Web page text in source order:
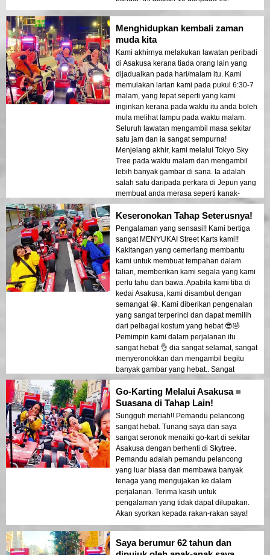
Menghidupkan kembali zaman
muda kita
Kami akhirnya melakukan lawatan peribadi
di Asakusa kerana tiada orang lain yang
dijadualkan pada hari/malam itu. Kami
memulakan larian kami pada pukul 6:30-7
malam, yang tepat seperti yang kami
inginkan kerana pada waktu itu anda boleh
mula melihat lampu pada waktu malam.
Seluruh lawatan mengambil masa sekitar
satu jam dan ia sangat sempurna!
Menjelang akhir, kami melalui Tokyo Sky
Tree pada waktu malam dan mengambil
lebih banyak gambar di sana. Ia adalah
salah satu daripada perkara di Jepun yang
membuat anda merasa seperti kanak-
kanak kecil semula, antara banyak perkara
lain yang akan anda alami juga.
Keseronokan Tahap Seterusnya!
Pengalaman yang sensasi!! Kami bertiga
sangat MENYUKAI Street Karts kami!!
Kakitangan yang cemerlang membantu
kami untuk membuat tempahan dalam
talian, memberikan kami segala yang kami
perlu tahu dan bawa. Apabila kami tiba di
kedai Asakusa, kami disambut dengan
semangat 😀. Kami diberikan pengenalan
yang sangat terperinci dan dapat memilih
dari pelbagai kostum yang hebat 😎🤣
Pemimpin kami dalam perjalanan itu
sangat hebat 👌 dia sangat selamat, sangat
menyeronokkan dan mengambil begitu
banyak gambar yang hebat.. Sangat
menyeronokkan untuk melihat kawasan
Asakusa yang sibuk dan pelbagai pada
waktu malam. Kami menyukai pengalaman
Street Karts kami 🎉🎉 Lakukan diri anda
satu kebaikan ✨️ Gooooo Street Karting
Tokyo 😎
Go-Karting Melalui Asakusa =
Suasana di Tahap Lain!
Sungguh meriah!! Pemandu pelancong
sangat hebat. Tunang saya dan saya
sangat seronok menaiki go-kart di sekitar
Asakusa dengan berhenti di Skytree.
Pemandu adalah pemandu pelancong
yang luar biasa dan membawa banyak
tenaga yang mengujakan ke dalam
perjalanan. Terima kasih untuk
pengalaman yang tidak dapat dilupakan.
Akan syorkan kepada rakan-rakan saya!
Saya berumur 62 tahun dan